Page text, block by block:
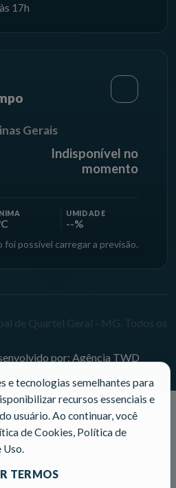
17h
Gerais
Indisponível no
momento
UMIDADE
--%
foi possível carregar a previsão.
de Quartel Geral - MG. Todos os
por: Agência TWD
e tecnologias semelhantes para
recursos essenciais e
usuário. Ao continuar, você
de Cookies, Política de
Uso.
TERMOS